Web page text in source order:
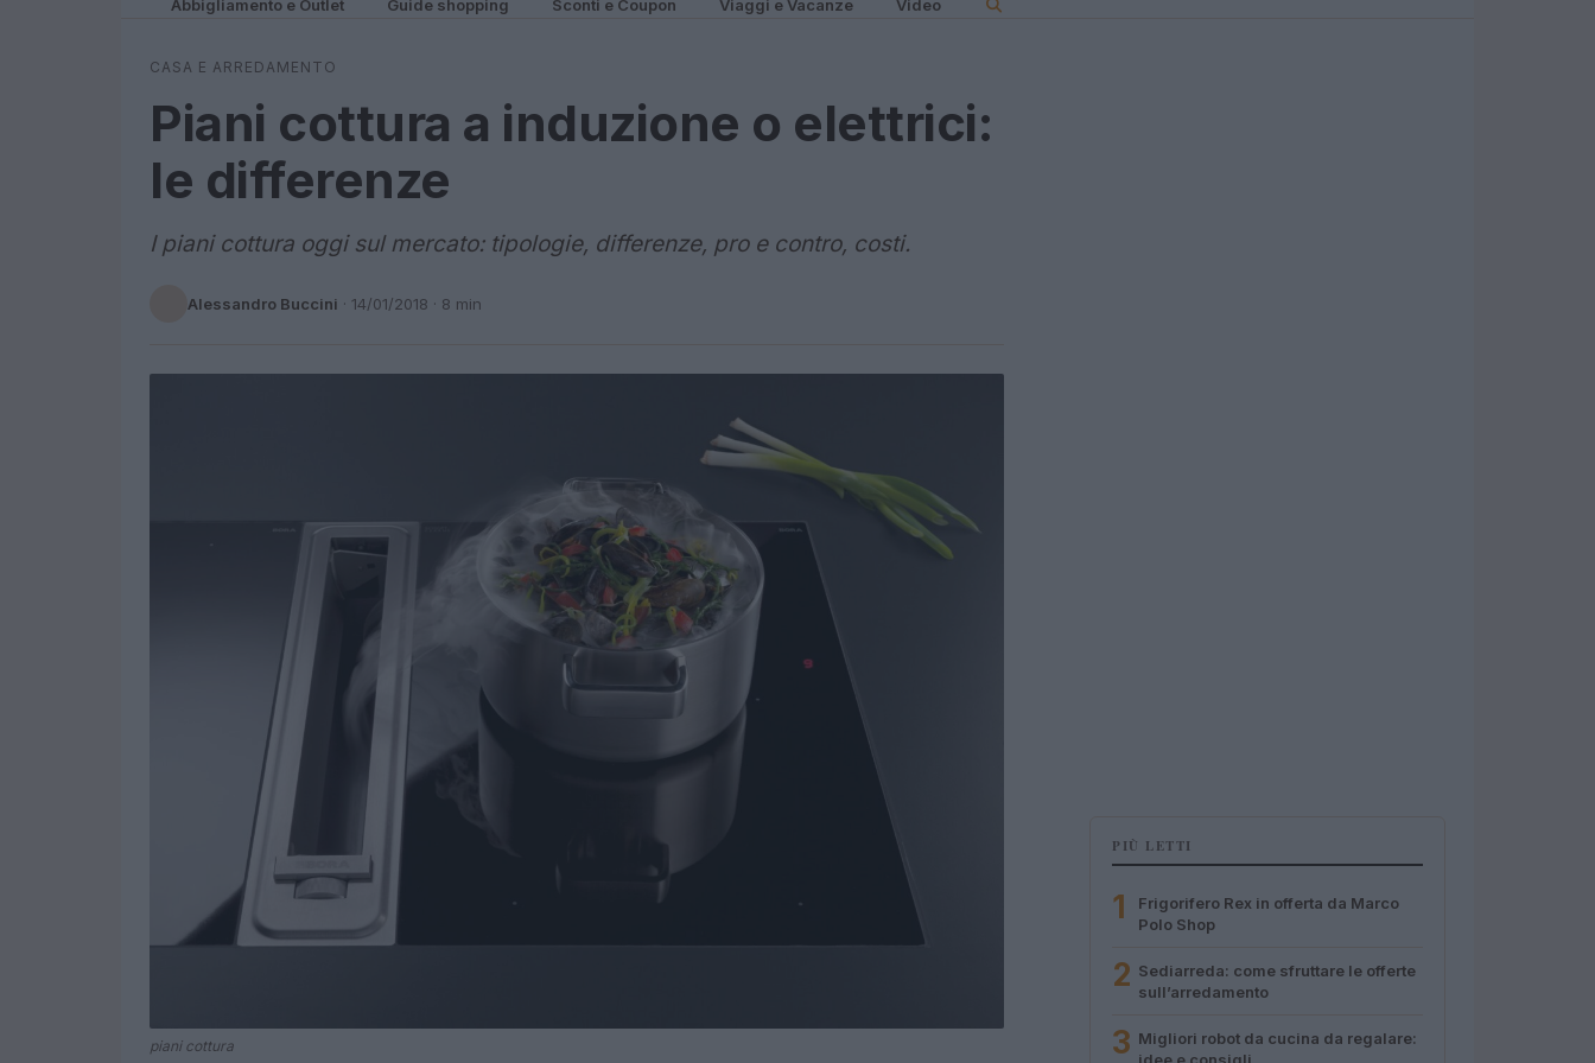
Abbigliamento e Outlet Guide shopping Sconti e Coupon Viaggi e Vacanze Video
CASA E ARREDAMENTO
Piani cottura a induzione o elettrici:
le differenze
I piani cottura oggi sul mercato: tipologie, differenze, pro e contro, costi.
Alessandro Buccini · 14/01/2018 · 8 min
piani cottura
PIÙ LETTI
1
Frigorifero Rex in offerta da Marco
Polo Shop
2 Sediarreda: come sfruttare le offerte
sull’arredamento
3 Migliori robot da cucina da regalare: